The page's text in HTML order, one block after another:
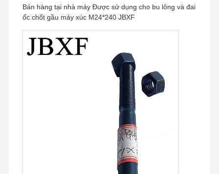
Bán hàng tại nhà máy Được sử dụng cho bu lông và đai
ốc chốt gầu máy xúc M24*240 JBXF